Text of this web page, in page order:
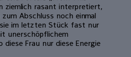
ziemlich rasant interpretiert,
Abschluss noch einmal
im letzten Stück fast nur
unerschöpflichem
diese Frau nur diese Energie